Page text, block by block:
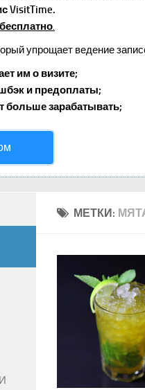
VisitTime.
.
упрощает ведение
им о визите;
и предоплаты;
больше зарабатывать;
МЕТКИ: